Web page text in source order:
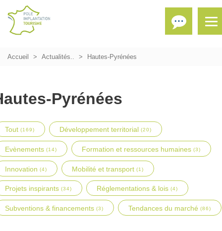
Accueil Actualités.. Hautes-Pyrénées
Pyrénées
Tout (169) Développement territorial (20)
Evènements (14) Formation et ressources humaines (3)
Innovation (4) Mobilité et transport (1)
Projets inspirants (34) Réglementations & lois (4)
Subventions & financements (3) Tendances du marché (86)